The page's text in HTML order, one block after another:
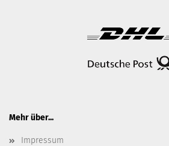
Mehr über...
Impressum